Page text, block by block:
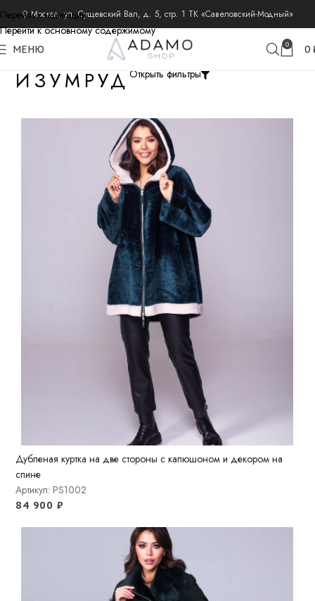
Перейти к навигации
Перейти к основному содержимому
⚲ Москва, ул. Сущевский Вал, д. 5, стр. 1 ТК «Савеловский-Модный»
МЕНЮ 0 0
ИЗУМРУДОткрыть фильтры
Дубленая куртка на две стороны с капюшоном и декором на
спине
Артикул: PS1002
84 900 ₽